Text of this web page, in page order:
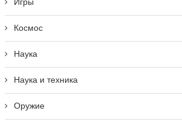
Космос
Наука
Наука и техника
Оружие